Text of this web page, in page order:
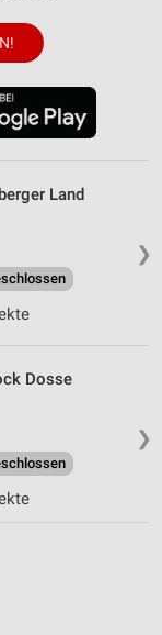
❯
Land
❯
Dosse